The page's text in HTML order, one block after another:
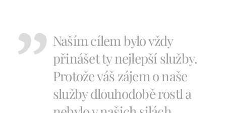
Naším cílem bylo vždy
přinášet ty nejlepší služby.
Protože váš zájem o naše
služby dlouhodobě rostl a